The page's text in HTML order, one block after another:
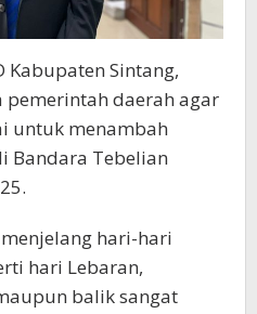
Kabupaten Sintang,
daerah agar
untuk menambah
Bandara Tebelian
hari-hari
hari Lebaran,
balik sangat